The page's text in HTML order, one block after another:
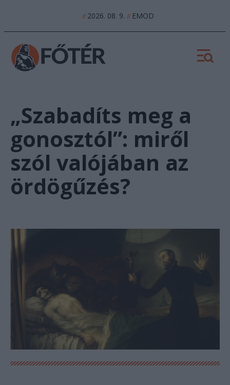
//2026. 08. 9. //EMOD
„Szabadíts meg a
gonosztól”: miről
szól valójában az
ördögűzés?